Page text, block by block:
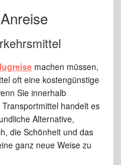
machen müssen,
oft eine kostengünstige
Sie innerhalb
handelt es
Alternative,
die Schönheit und das
ganz neue Weise zu